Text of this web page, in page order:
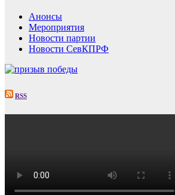
Анонсы
Мероприятия
Новости партии
Новости СевКПРФ
RSS